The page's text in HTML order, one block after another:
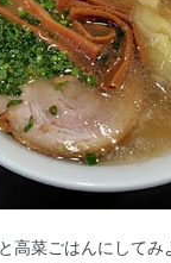
高菜ごはんにしてみ